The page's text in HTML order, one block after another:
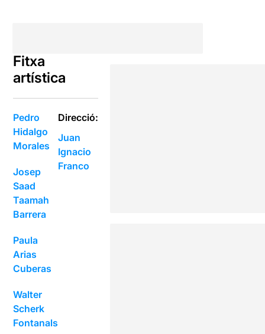
Fitxa
artística
Pedro
Hidalgo
Morales
Josep
Saad
Taamah
Barrera
Paula
Arias
Cuberas
Walter
Scherk
Fontanals
Direcció:
Juan
Ignacio
Franco